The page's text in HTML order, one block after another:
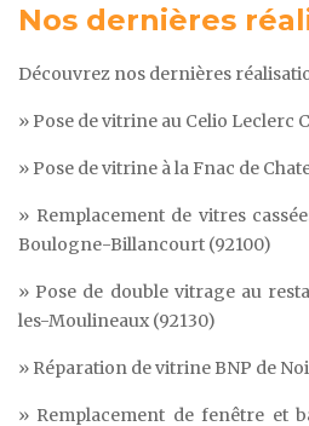
Nos dernières
Découvrez nos dernières
» Pose de vitrine au Celio Leclerc
» Pose de vitrine à la Fnac de
» Remplacement de vitres
Boulogne-Billancourt (92100)
» Pose de double vitrage au
les-Moulineaux (92130)
» Réparation de vitrine BNP de
» Remplacement de fenêtre et